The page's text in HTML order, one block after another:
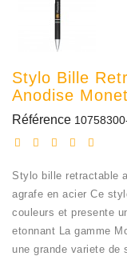
Stylo Bille
Anodise
Référence
Stylo bille retractable
agrafe en acier Ce
couleurs et presente
etonnant La gamme
une grande variete de